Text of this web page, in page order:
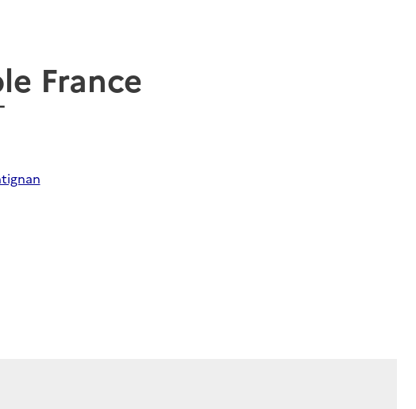
France